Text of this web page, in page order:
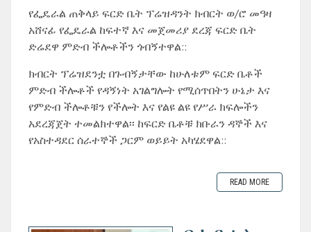
የፌዴራል ጠቅላይ ፍርድ ቤት ፕሬዝዳንት ክብርት ወ/ሮ መዓዛ
አሸናፊ የፌዴራል ከፍተኛ እና መጀመሪያ ደረጃ ፍርድ ቤት
ድሬደዋ ምድብ ችሎቶችን ጎብኝተዋል::
ክብርት ፕሬዝደንቷ በጉብኝታቸው ከሁለቱም ፍርድ ቤቶች
ምድብ ችሎቶች የዳኝነት አገልግሎት የሚሰጥበትን ሁኔታ እና
የምድብ ችሎቶቹን የችሎት እና የልዩ ልዩ የሥራ ክፍሎችን
አደረጃጀት ተመልክተዋል፡፡ ከፍርድ ቤቶቹ ክቡራን ዳኞች እና
የአስተዳደር ሰራተኞች ጋርም ወይይት አካሄደዋል::
READ MORE